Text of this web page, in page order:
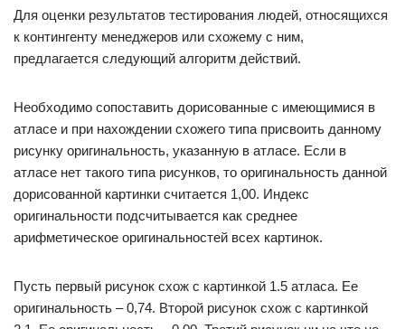
Для оценки результатов тестирования людей, относящихся
к контингенту менеджеров или схожему с ним,
предлагается следующий алгоритм действий.
Необходимо сопоставить дорисованные с имеющимися в
атласе и при нахождении схожего типа присвоить данному
рисунку оригинальность, указанную в атласе. Если в
атласе нет такого типа рисунков, то оригинальность данной
дорисованной картинки считается 1,00. Индекс
оригинальности подсчитывается как среднее
арифметическое оригинальностей всех картинок.
Пусть первый рисунок схож с картинкой 1.5 атласа. Ее
оригинальность – 0,74. Второй рисунок схож с картинкой